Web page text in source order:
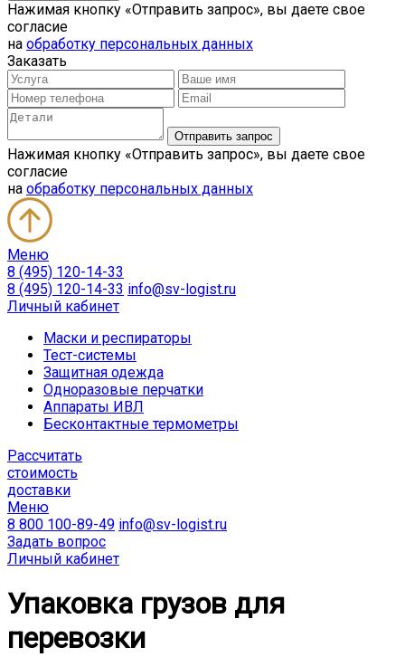
Нажимая кнопку «Отправить запрос», вы даете свое
согласие
на обработку персональных данных
Заказать
Нажимая кнопку «Отправить запрос», вы даете свое
согласие
на обработку персональных данных
Меню
8 (495) 120-14-33
8 (495) 120-14-33 info@sv-logist.ru
Личный кабинет
Маски и респираторы
Тест-системы
Защитная одежда
Одноразовые перчатки
Аппараты ИВЛ
Бесконтактные термометры
Расcчитать
стоимость
доставки
Меню
8 800 100-89-49 info@sv-logist.ru
Задать вопрос
Личный кабинет
Упаковка грузов для
перевозки